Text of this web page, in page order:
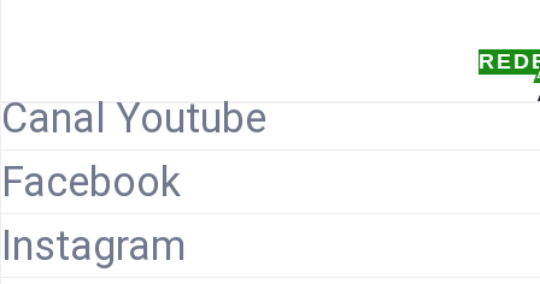
Canal Youtube
Facebook
Instagram